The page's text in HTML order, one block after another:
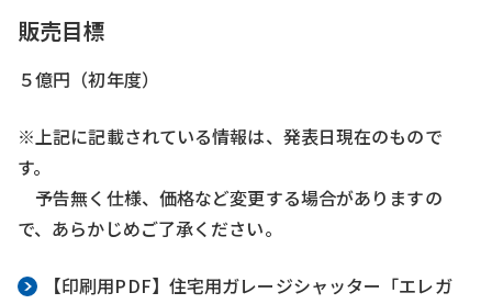
販売目標
５億円（初年度）
※上記に記載されている情報は、発表日現在のもので
す。
予告無く仕様、価格など変更する場合がありますの
で、あらかじめご了承ください。
【印刷用PDF】住宅用ガレージシャッター「エレガ